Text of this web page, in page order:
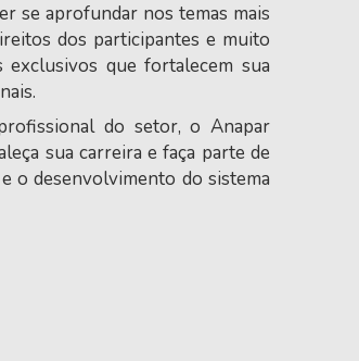
se aprofundar nos temas mais
dos participantes e muito
exclusivos que fortalecem sua
do setor, o Anapar
sua carreira e faça parte de
o desenvolvimento do sistema